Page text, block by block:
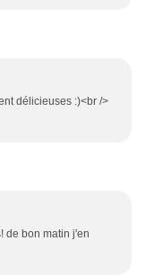
délicieuses :)<br />
de bon matin j'en